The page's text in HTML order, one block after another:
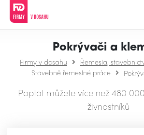
Pokrývači a
Firmy v dosahu
Řemesla,
Stavebně řemeslné práce
Poptat můžete více než 480
živnostníků